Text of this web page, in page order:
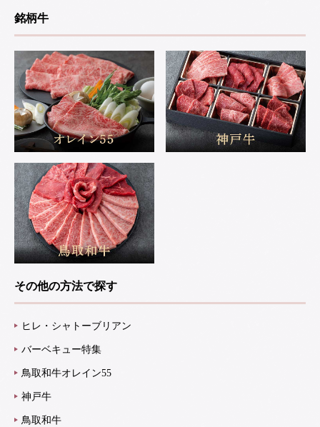
銘柄牛
その他の方法で探す
ヒレ・シャトーブリアン
バーベキュー特集
鳥取和牛オレイン55
神戸牛
鳥取和牛